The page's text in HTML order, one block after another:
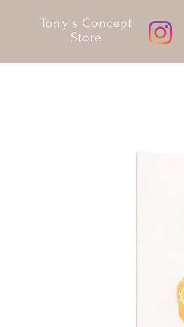
Tony´s Concept
Store